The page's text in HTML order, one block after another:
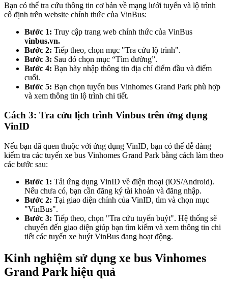
Bạn có thể tra cứu thông tin cơ bản về mạng lưới tuyến và lộ trình
cố định trên website chính thức của VinBus:
Bước 1: Truy cập trang web chính thức của VinBus
vinbus.vn.
Bước 2: Tiếp theo, chọn mục "Tra cứu lộ trình".
Bước 3: Sau đó chọn mục “Tìm đường”.
Bước 4: Bạn hãy nhập thông tin địa chỉ điểm đầu và điểm
cuối.
Bước 5: Bạn chọn tuyến bus Vinhomes Grand Park phù hợp
và xem thông tin lộ trình chi tiết.
Cách 3: Tra cứu lịch trình Vinbus trên ứng dụng
VinID
Nếu bạn đã quen thuộc với ứng dụng VinID, bạn có thể dễ dàng
kiểm tra các tuyến xe bus Vinhomes Grand Park bằng cách làm theo
các bước sau:
Bước 1: Tải ứng dụng VinID về điện thoại (iOS/Android).
Nếu chưa có, bạn cần đăng ký tài khoản và đăng nhập.
Bước 2: Tại giao diện chính của VinID, tìm và chọn mục
"VinBus".
Bước 3: Tiếp theo, chọn "Tra cứu tuyến buýt". Hệ thống sẽ
chuyển đến giao diện giúp bạn tìm kiếm và xem thông tin chi
tiết các tuyến xe buýt VinBus đang hoạt động.
Kinh nghiệm sử dụng xe bus Vinhomes
Grand Park hiệu quả